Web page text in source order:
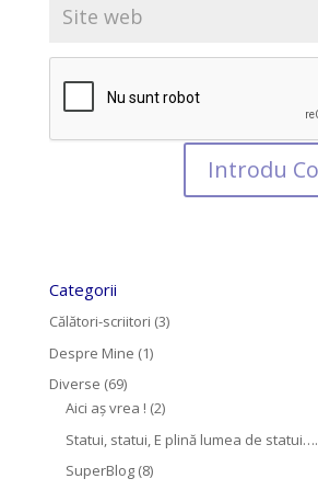
Categorii
Călători-scriitori (3)
Despre Mine (1)
Diverse (69)
Aici aș vrea ! (2)
Statui, statui, E plină lumea de statui….
SuperBlog(8)